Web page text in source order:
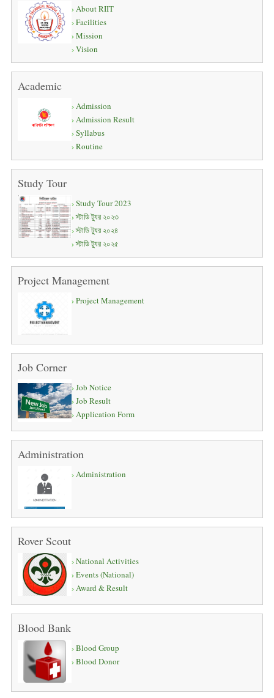
About RIIT
Facilities
Mission
Vision
Academic
Admission
Admission Result
Syllabus
Routine
Study Tour
Study Tour 2023
স্টাডি ট্যুর ২০২৩
স্টাডি ট্যুর ২০২৪
স্টাডি ট্যুর ২০২৫
Project Management
Project Management
Job Corner
Job Notice
Job Result
Application Form
Administration
Administration
Rover Scout
National Activities
Events (National)
Award & Result
Blood Bank
Blood Group
Blood Donor